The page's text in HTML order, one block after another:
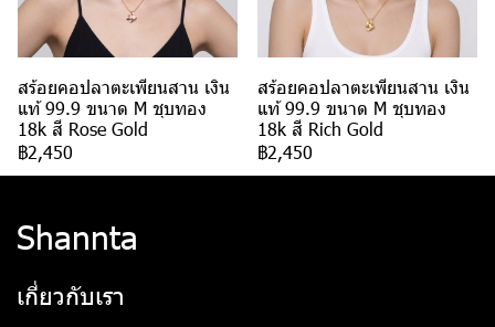
สร้อยคอปลาตะเพียนสาน เงิน
แท้ 99.9 ขนาด M ชุบทอง
18k สี Rose Gold
฿2,450
สร้อยคอปลาตะเพียนสาน เงิน
แท้ 99.9 ขนาด M ชุบทอง
18k สี Rich Gold
฿2,450
Shannta
เกี่ยวกับเรา